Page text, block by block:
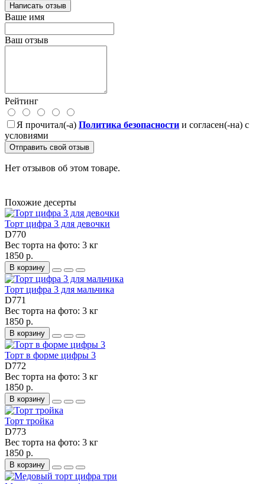
Написать отзыв
Ваше имя
Ваш отзыв
Рейтинг
Я прочитал(-а) Политика безопасности и согласен(-на) с
условиями
Отправить свой отзыв
Нет отзывов об этом товаре.
Похожие десерты
Торт цифра 3 для девочки
D770
Вес торта на фото: 3 кг
1850 р.
В корзину
Торт цифра 3 для мальчика
D771
Вес торта на фото: 3 кг
1850 р.
В корзину
Торт в форме цифры 3
D772
Вес торта на фото: 3 кг
1850 р.
В корзину
Торт тройка
D773
Вес торта на фото: 3 кг
1850 р.
В корзину